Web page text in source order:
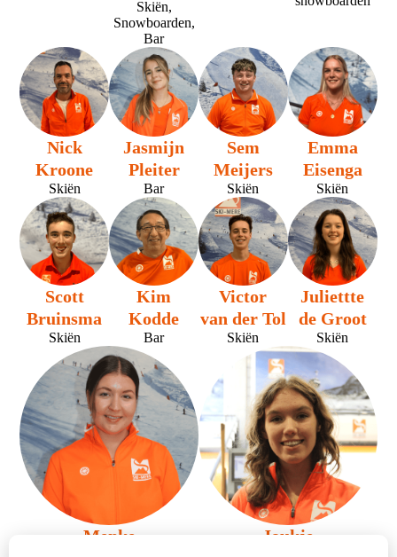
Skiën,
Snowboarden,
Bar
Nick
Kroone
Skiën
Jasmijn
Pleiter
Bar
Sem
Meijers
Skiën
Emma
Eisenga
Skiën
Scott
Bruinsma
Skiën
Kim
Kodde
Bar
Victor
van der Tol
Skiën
Juliettte
de Groot
Skiën
Menke
Joukje